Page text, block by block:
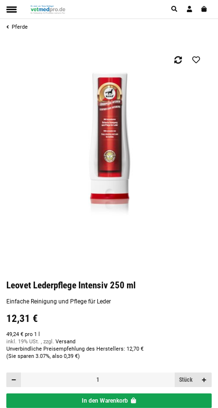
Pferde
Leovet Lederpflege Intensiv 250 ml
Einfache Reinigung und Pflege für Leder
12,31 €
49,24 € pro 1 l
inkl. 19% USt. , zzgl. Versand
Unverbindliche Preisempfehlung des Herstellers: 12,70 €
(Sie sparen 3.07%, also 0,39 €)
Stück
In den Warenkorb